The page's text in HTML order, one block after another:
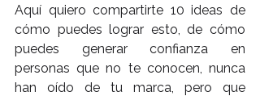
Aquí quiero compartirte 10 ideas de
cómo puedes lograr esto, de cómo
puedes generar confianza en
personas que no te conocen, nunca
han oído de tu marca, pero que